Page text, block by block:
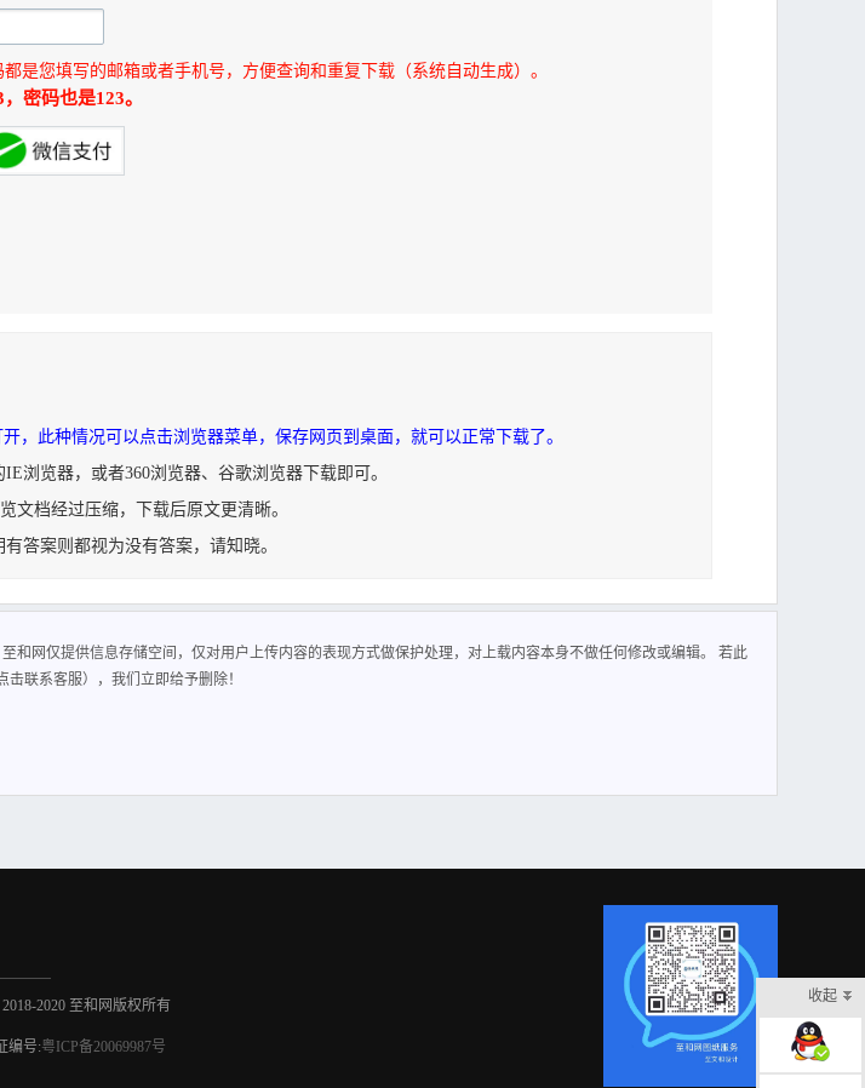
是您填写的邮箱或者手机号，方便查询和重复下载（系统自动生成）。
密码也是123。
，此种情况可以点击浏览器菜单，保存网页到桌面，就可以正常下载了。
浏览器，或者360浏览器、谷歌浏览器下载即可。
文档经过压缩，下载后原文更清晰。
答案则都视为没有答案，请知晓。
和网仅提供信息存储空间，仅对用户上传内容的表现方式做保护处理，对上载内容本身不做任何修改或编辑。 若此
联系客服），我们立即给予删除！
2018-2020 至和网版权所有
编号:粤ICP备20069987号
收起
在线客服